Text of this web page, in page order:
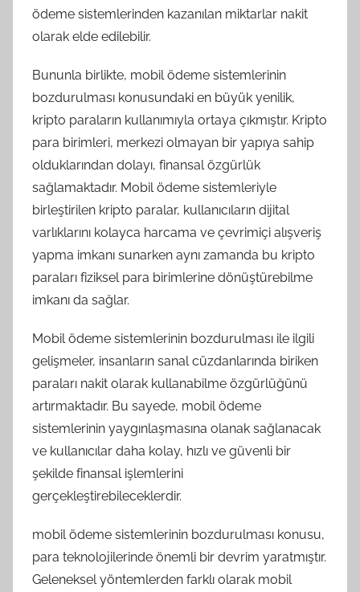
ödeme sistemlerinden kazanılan miktarlar nakit
olarak elde edilebilir.
Bununla birlikte, mobil ödeme sistemlerinin
bozdurulması konusundaki en büyük yenilik,
kripto paraların kullanımıyla ortaya çıkmıştır. Kripto
para birimleri, merkezi olmayan bir yapıya sahip
olduklarından dolayı, finansal özgürlük
sağlamaktadır. Mobil ödeme sistemleriyle
birleştirilen kripto paralar, kullanıcıların dijital
varlıklarını kolayca harcama ve çevrimiçi alışveriş
yapma imkanı sunarken aynı zamanda bu kripto
paraları fiziksel para birimlerine dönüştürebilme
imkanı da sağlar.
Mobil ödeme sistemlerinin bozdurulması ile ilgili
gelişmeler, insanların sanal cüzdanlarında biriken
paraları nakit olarak kullanabilme özgürlüğünü
artırmaktadır. Bu sayede, mobil ödeme
sistemlerinin yaygınlaşmasına olanak sağlanacak
ve kullanıcılar daha kolay, hızlı ve güvenli bir
şekilde finansal işlemlerini
gerçekleştirebileceklerdir.
mobil ödeme sistemlerinin bozdurulması konusu,
para teknolojilerinde önemli bir devrim yaratmıştır.
Geleneksel yöntemlerden farklı olarak mobil